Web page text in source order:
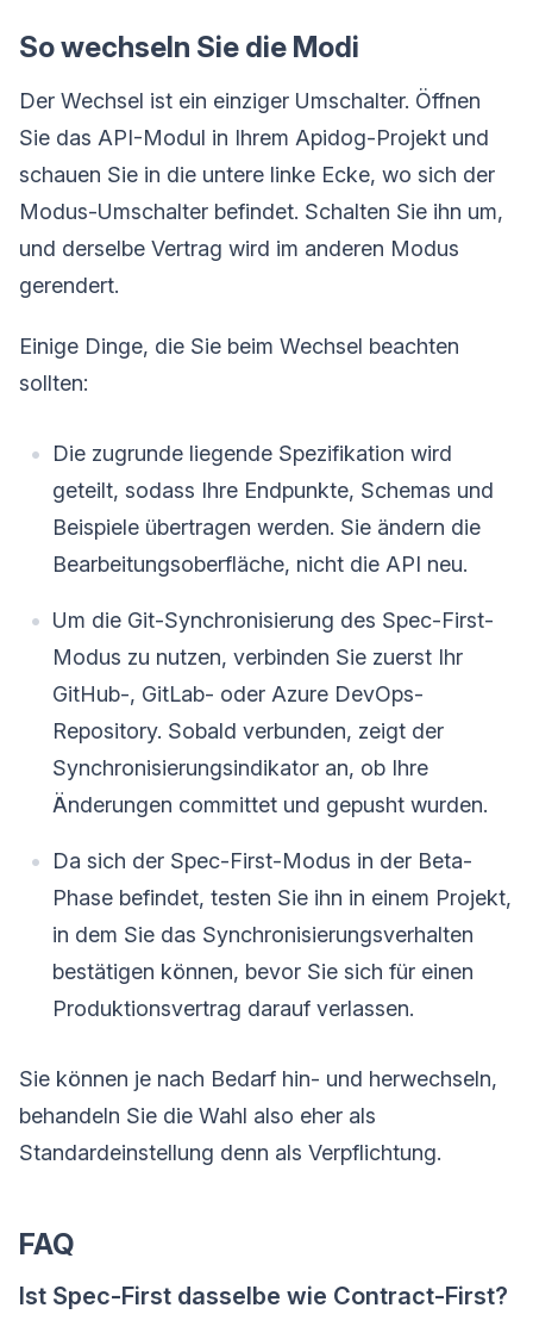
So wechseln Sie die Modi
Der Wechsel ist ein einziger Umschalter. Öffnen
Sie das API-Modul in Ihrem Apidog-Projekt und
schauen Sie in die untere linke Ecke, wo sich der
Modus-Umschalter befindet. Schalten Sie ihn um,
und derselbe Vertrag wird im anderen Modus
gerendert.
Einige Dinge, die Sie beim Wechsel beachten
sollten:
Die zugrunde liegende Spezifikation wird
geteilt, sodass Ihre Endpunkte, Schemas und
Beispiele übertragen werden. Sie ändern die
Bearbeitungsoberfläche, nicht die API neu.
Um die Git-Synchronisierung des Spec-First-
Modus zu nutzen, verbinden Sie zuerst Ihr
GitHub-, GitLab- oder Azure DevOps-
Repository. Sobald verbunden, zeigt der
Synchronisierungsindikator an, ob Ihre
Änderungen committet und gepusht wurden.
Da sich der Spec-First-Modus in der Beta-
Phase befindet, testen Sie ihn in einem Projekt,
in dem Sie das Synchronisierungsverhalten
bestätigen können, bevor Sie sich für einen
Produktionsvertrag darauf verlassen.
Sie können je nach Bedarf hin- und herwechseln,
behandeln Sie die Wahl also eher als
Standardeinstellung denn als Verpflichtung.
FAQ
Ist Spec-First dasselbe wie Contract-First?